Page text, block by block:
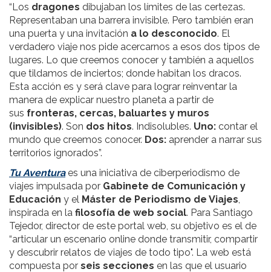
“Los dragones dibujaban los límites de las certezas.
Representaban una barrera invisible. Pero también eran
una puerta y una invitación a lo desconocido. El
verdadero viaje nos pide acercarnos a esos dos tipos de
lugares. Lo que creemos conocer y también a aquellos
que tildamos de inciertos; donde habitan los dracos.
Esta acción es y será clave para lograr reinventar la
manera de explicar nuestro planeta a partir de
sus fronteras, cercas, baluartes y muros
(invisibles). Son dos hitos. Indisolubles. Uno: contar el
mundo que creemos conocer. Dos: aprender a narrar sus
territorios ignorados”.
Tu Aventuraes una iniciativa de ciberperiodismo de
viajes impulsada por Gabinete de Comunicación y
Educación y el Máster de Periodismo de Viajes
inspirada en la filosofía de web social. Para Santiago
Tejedor, director de este portal web, su objetivo es el de
“articular un escenario online donde transmitir, compartir
y descubrir relatos de viajes de todo tipo". La web está
compuesta por seis secciones en las que el usuario